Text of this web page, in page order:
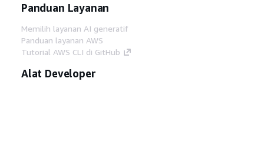
Panduan Layanan
Memilih layanan AI generatif
Panduan layanan AWS
Tutorial AWS CLI di GitHub
Alat Developer